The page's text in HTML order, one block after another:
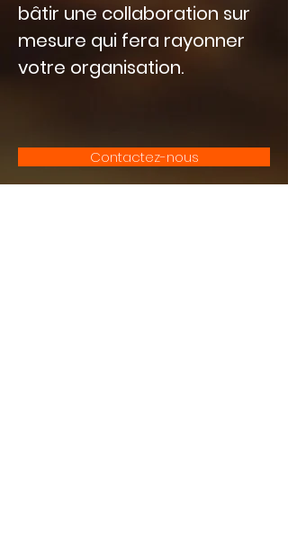
bâtir une collaboration sur
mesure qui fera rayonner
votre organisation.
Contactez-nous